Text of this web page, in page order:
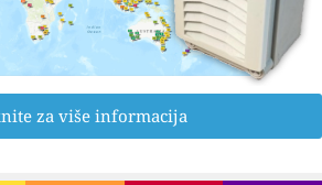
za više informacija